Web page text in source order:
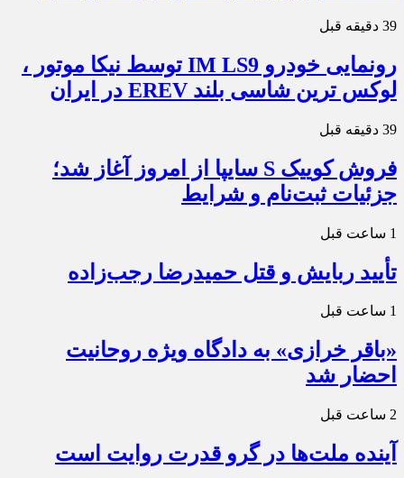
39 دقیقه قبل
رونمایی خودرو IM LS9 توسط نیکا موتور ،
لوکس ترین شاسی بلند EREV در ایران
39 دقیقه قبل
فروش کوییک S سایپا از امروز آغاز شد؛
جزئیات ثبت‌نام و شرایط
1 ساعت قبل
تأیید ربایش و قتل حمیدرضا رجب‌زاده
1 ساعت قبل
«باقر خرازی» به دادگاه ویژه روحانیت
احضار شد
2 ساعت قبل
آینده ملت‌ها در گرو قدرت روایت است